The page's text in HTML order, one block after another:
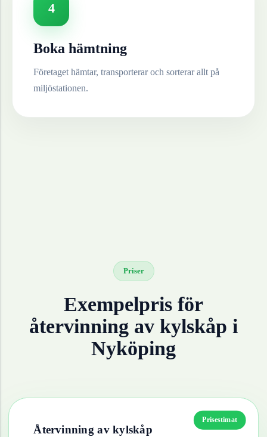
4
Boka hämtning
Företaget hämtar, transporterar och sorterar allt på
miljöstationen.
Priser
Exempelpris för
återvinning av kylskåp i
Nyköping
Prisestimat
Återvinning av kylskåp